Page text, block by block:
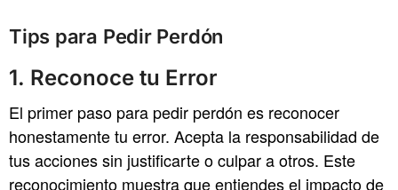
Tips para Pedir Perdón
1. Reconoce tu Error
El primer paso para pedir perdón es reconocer
honestamente tu error. Acepta la responsabilidad de
tus acciones sin justificarte o culpar a otros. Este
reconocimiento muestra que entiendes el impacto de